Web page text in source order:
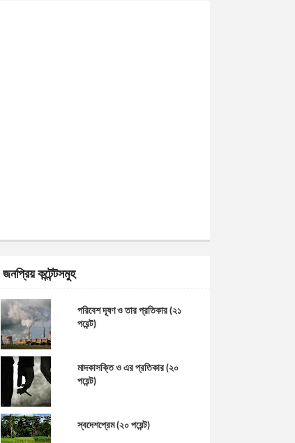
জনপ্রিয় কন্টেন্টসমুহ
পরিবেশ দূষণ ও তার প্রতিকার (২১
পয়েন্ট)
মাদকাসক্তি ও এর প্রতিকার (২০
পয়েন্ট)
স্বদেশপ্রেম (২০ পয়েন্ট)